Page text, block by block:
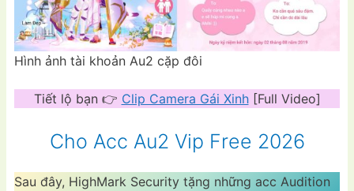
Hình ảnh tài khoản Au2 cặp đôi
Tiết lộ bạn 👉 Clip Camera Gái Xinh[Full Video]
Cho Acc Au2 Vip Free 2026
Sau đây, HighMark Security tặng những acc Audition